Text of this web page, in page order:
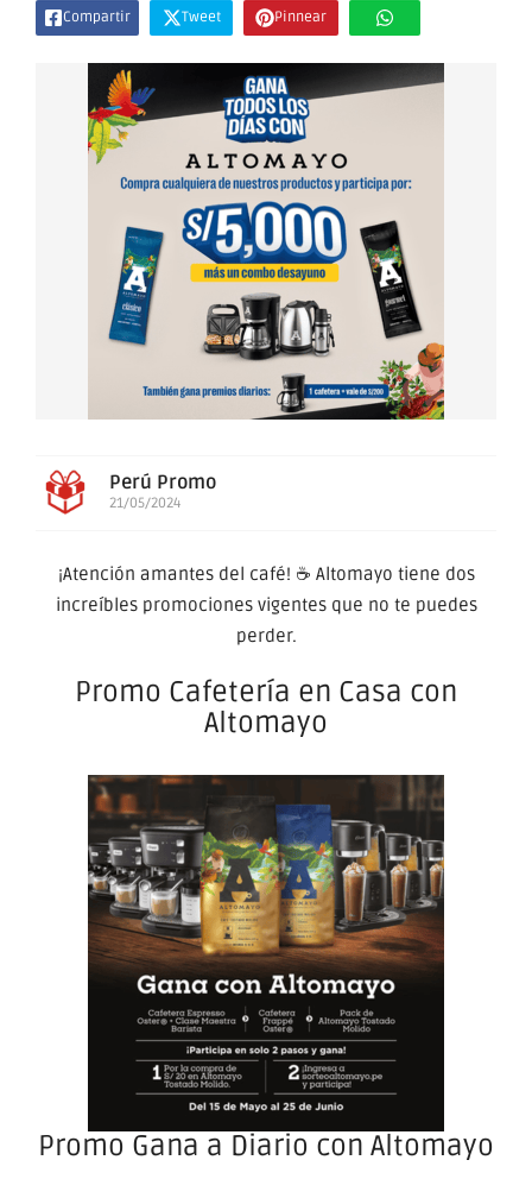
Compartir Tweet Pinnear
Perú Promo
21/05/2024
¡Atención amantes del café! ☕ Altomayo tiene dos
increíbles promociones vigentes que no te puedes
perder.
Promo Cafetería en Casa con
Altomayo
Promo Gana a Diario con Altomayo